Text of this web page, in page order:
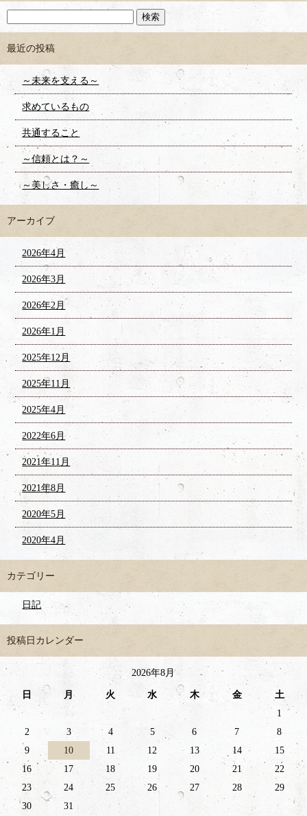
最近の投稿
～未来を支える～
求めているもの
共通すること
～信頼とは？～
～美しさ・癒し～
アーカイブ
2026年4月
2026年3月
2026年2月
2026年1月
2025年12月
2025年11月
2025年4月
2022年6月
2021年11月
2021年8月
2020年5月
2020年4月
カテゴリー
日記
投稿日カレンダー
2026年8月
日 月 火 水 木 金
土
1
2
3 4 5 6 7
8
9
10 11 12 13 14
15
16
17 18 19 20 21
22
23
24 25 26 27 28
29
30
31